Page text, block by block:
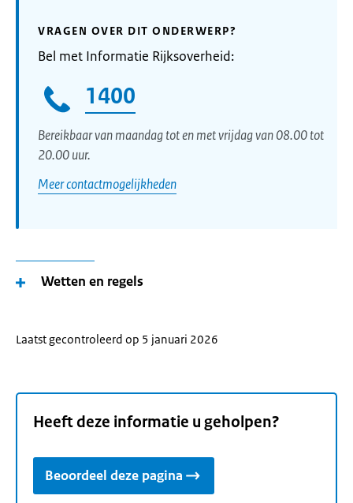
VRAGEN OVER DIT ONDERWERP?
Bel met Informatie Rijksoverheid:
1400
Bereikbaar van maandag tot en met vrijdag van 08.00 tot
20.00 uur.
Meer contactmogelijkheden
Wetten en regels
Laatst gecontroleerd op 5 januari 2026
Heeft deze informatie u geholpen?
Beoordeel deze pagina